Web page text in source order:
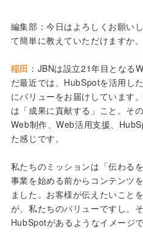
編集部：今日はよろしくお願い
て簡単に教えていただけますか。
稲田 ：JBNは設立21年目となる
だ最近では、HubSpotを活用し
にバリューをお届けしています
は「成果に貢献する」こと。そ
Web制作、Web活用支援、
た感じです。
私たちのミッションは「伝わる
事業を始める前からコンテンツ
ました。お客様が伝えたいこと
が、私たちのバリューですし、
HubSpotがあるようなイメージで